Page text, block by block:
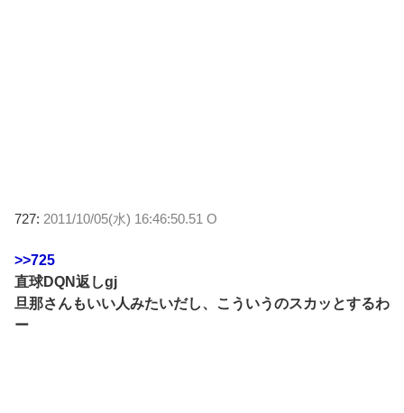
727: 2011/10/05(水) 16:46:50.51 O
>>725
直球DQN返しgj
旦那さんもいい人みたいだし、こういうのスカッとするわ
ー